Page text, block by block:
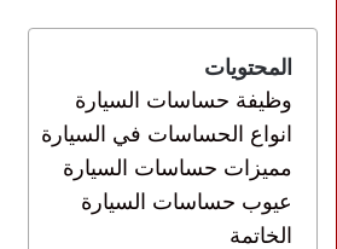
المحتويات
وظيفة حساسات السيارة
انواع الحساسات في السيارة
مميزات حساسات السيارة
عيوب حساسات السيارة
الخاتمة